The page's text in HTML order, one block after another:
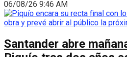
06/08/26 9:46 AM
Santander abre